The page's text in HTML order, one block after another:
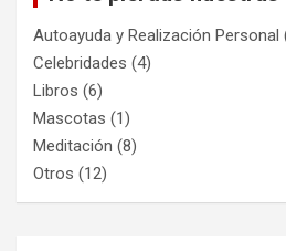
Autoayuda y Realización Personal
Celebridades (4)
Libros (6)
Mascotas (1)
Meditación (8)
Otros (12)